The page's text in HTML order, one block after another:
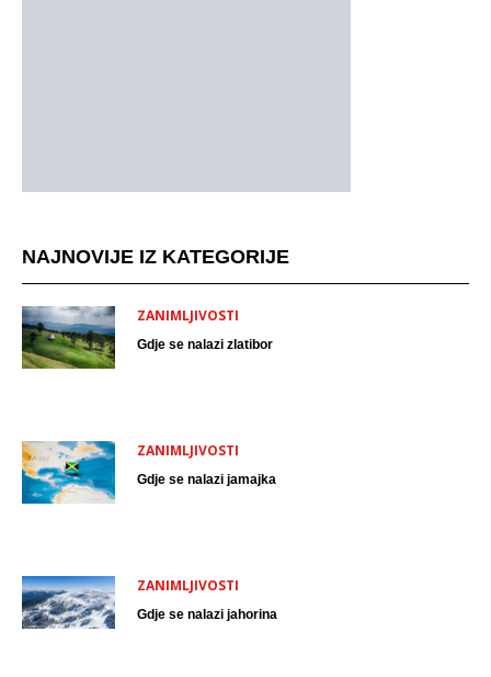
NAJNOVIJE IZ KATEGORIJE
ZANIMLJIVOSTI
Gdje se nalazi zlatibor
ZANIMLJIVOSTI
Gdje se nalazi jamajka
ZANIMLJIVOSTI
Gdje se nalazi jahorina